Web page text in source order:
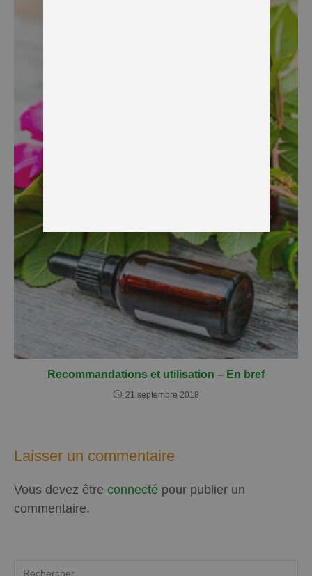
Recommandations et utilisation – En bref
21 septembre 2018
Laisser un commentaire
Vous devez être connecté pour publier un
commentaire.